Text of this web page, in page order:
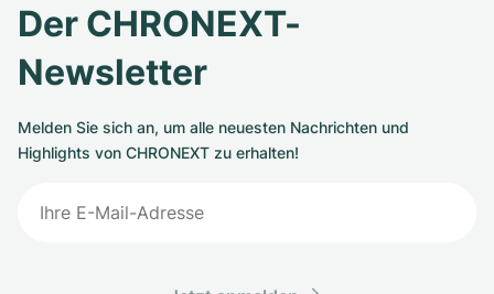
Der CHRONEXT-
Newsletter
Melden Sie sich an, um alle neuesten Nachrichten und
Highlights von CHRONEXT zu erhalten!